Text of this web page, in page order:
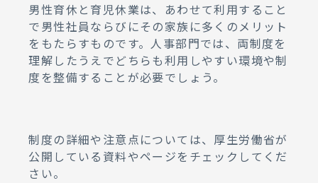
男性育休と育児休業は、あわせて利用すること
で男性社員ならびにその家族に多くのメリット
をもたらすものです。人事部門では、両制度を
理解したうえでどちらも利用しやすい環境や制
度を整備することが必要でしょう。
制度の詳細や注意点については、厚生労働省が
公開している資料やページをチェックしてくだ
さい。